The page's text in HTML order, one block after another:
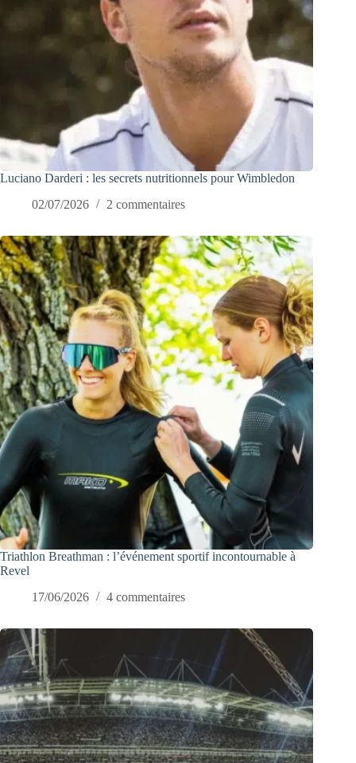
Luciano Darderi : les secrets nutritionnels pour Wimbledon
02/07/2026
2 commentaires
Triathlon Breathman : l’événement sportif incontournable à
Revel
17/06/2026
4 commentaires